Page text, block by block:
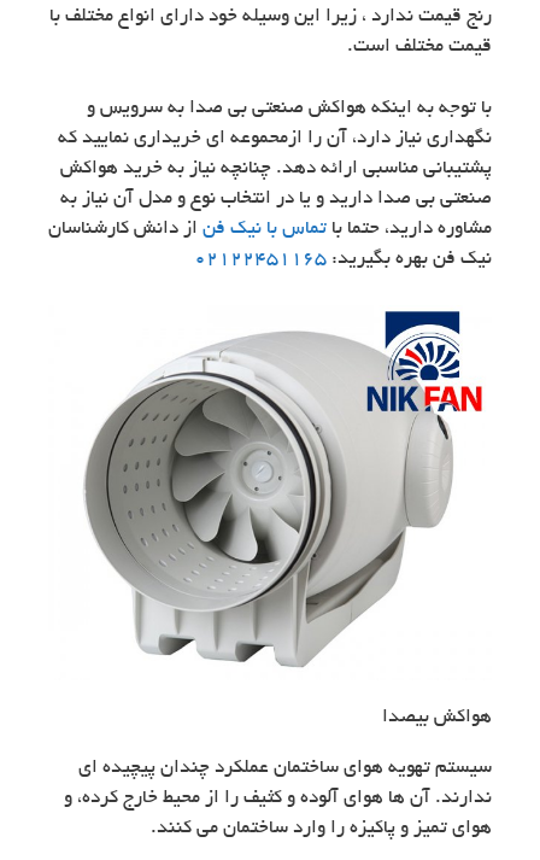
رنج قیمت ندارد ، زیرا این وسیله خود دارای انواع مختلف با
قیمت مختلف است.
با توجه به اینکه هواکش صنعتی بی صدا به سرویس و
نگهداری نیاز دارد، آن را ازمحموعه ای خریداری نمایید که
پشتیبانی مناسبی ارائه دهد. چنانچه نیاز به خرید هواکش
صنعتی بی صدا دارید و یا در انتخاب نوع و مدل آن نیاز به
مشاوره دارید، حتما با تماس با نیک فن از دانش کارشناسان
نیک فن بهره بگیرید: 02122451165
هواکش بیصدا
سیستم تهویه هوای ساختمان عملکرد چندان پیچیده ای
ندارند. آن ها هوای آلوده و کثیف را از محیط خارج کرده، و
هوای تمیز و پاکیزه را وارد ساختمان می کنند.